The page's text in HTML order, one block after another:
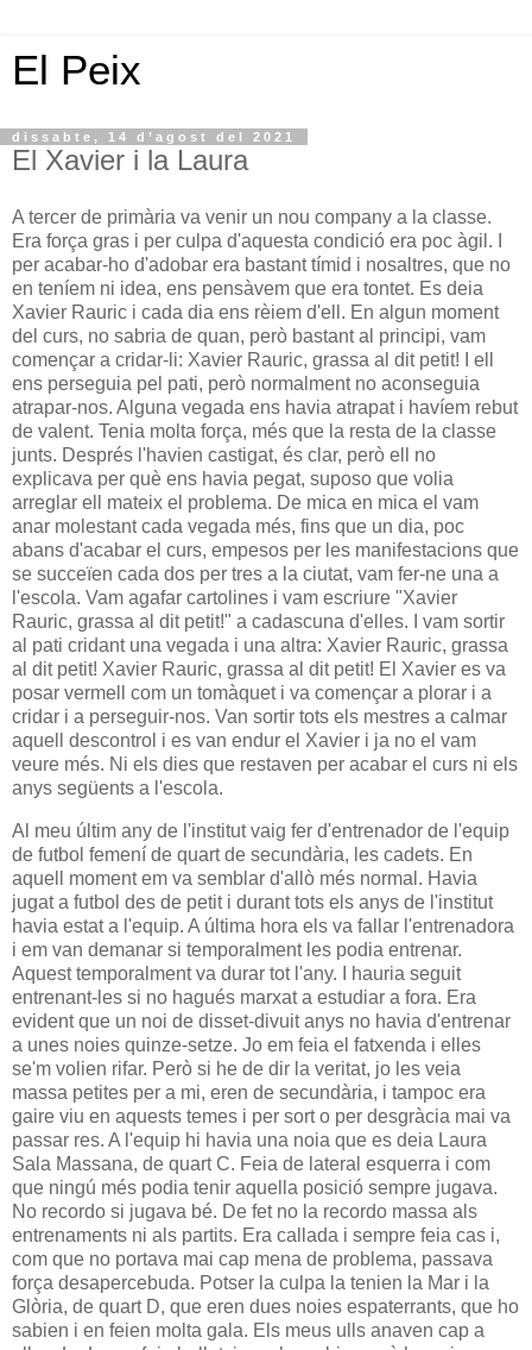
El Peix
dissabte, 14 d’agost del 2021
El Xavier i la Laura
A tercer de primària va venir un nou company a la classe.
Era força gras i per culpa d'aquesta condició era poc àgil. I
per acabar-ho d'adobar era bastant tímid i nosaltres, que no
en teníem ni idea, ens pensàvem que era tontet. Es deia
Xavier Rauric i cada dia ens rèiem d'ell. En algun moment
del curs, no sabria de quan, però bastant al principi, vam
començar a cridar-li: Xavier Rauric, grassa al dit petit! I ell
ens perseguia pel pati, però normalment no aconseguia
atrapar-nos. Alguna vegada ens havia atrapat i havíem rebut
de valent. Tenia molta força, més que la resta de la classe
junts. Després l'havien castigat, és clar, però ell no
explicava per què ens havia pegat, suposo que volia
arreglar ell mateix el problema. De mica en mica el vam
anar molestant cada vegada més, fins que un dia, poc
abans d'acabar el curs, empesos per les manifestacions que
se succeïen cada dos per tres a la ciutat, vam fer-ne una a
l'escola. Vam agafar cartolines i vam escriure "Xavier
Rauric, grassa al dit petit!" a cadascuna d'elles. I vam sortir
al pati cridant una vegada i una altra: Xavier Rauric, grassa
al dit petit! Xavier Rauric, grassa al dit petit! El Xavier es va
posar vermell com un tomàquet i va començar a plorar i a
cridar i a perseguir-nos. Van sortir tots els mestres a calmar
aquell descontrol i es van endur el Xavier i ja no el vam
veure més. Ni els dies que restaven per acabar el curs ni els
anys següents a l'escola.
Al meu últim any de l'institut vaig fer d'entrenador de l'equip
de futbol femení de quart de secundària, les cadets. En
aquell moment em va semblar d'allò més normal. Havia
jugat a futbol des de petit i durant tots els anys de l'institut
havia estat a l'equip. A última hora els va fallar l'entrenadora
i em van demanar si temporalment les podia entrenar.
Aquest temporalment va durar tot l'any. I hauria seguit
entrenant-les si no hagués marxat a estudiar a fora. Era
evident que un noi de disset-divuit anys no havia d'entrenar
a unes noies quinze-setze. Jo em feia el fatxenda i elles
se'm volien rifar. Però si he de dir la veritat, jo les veia
massa petites per a mi, eren de secundària, i tampoc era
gaire viu en aquests temes i per sort o per desgràcia mai va
passar res. A l'equip hi havia una noia que es deia Laura
Sala Massana, de quart C. Feia de lateral esquerra i com
que ningú més podia tenir aquella posició sempre jugava.
No recordo si jugava bé. De fet no la recordo massa als
entrenaments ni als partits. Era callada i sempre feia cas i,
com que no portava mai cap mena de problema, passava
força desapercebuda. Potser la culpa la tenien la Mar i la
Glòria, de quart D, que eren dues noies espaterrants, que ho
sabien i en feien molta gala. Els meus ulls anaven cap a